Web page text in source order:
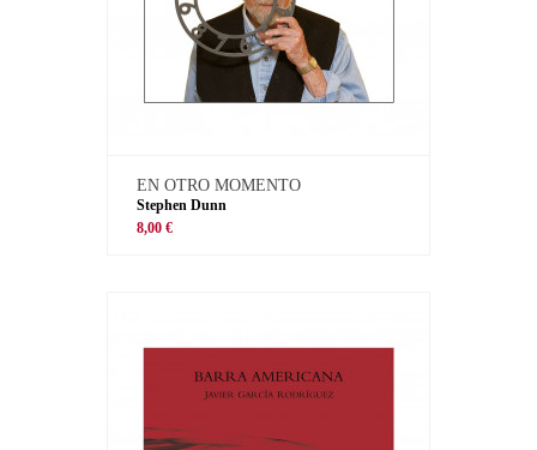
EN OTRO MOMENTO
Stephen Dunn
8,00 €